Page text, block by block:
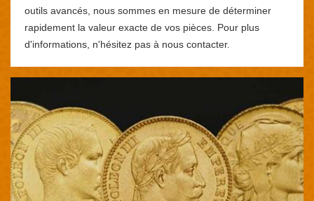
outils avancés, nous sommes en mesure de déterminer
rapidement la valeur exacte de vos pièces. Pour plus
d'informations, n'hésitez pas à nous contacter.